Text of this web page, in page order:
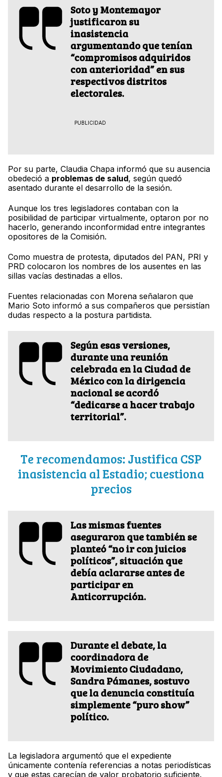
Soto y Montemayor
justificaron su
inasistencia
argumentando que tenían
“compromisos adquiridos
con anterioridad”en sus
respectivos distritos
electorales.
PUBLICIDAD
Por su parte, Claudia Chapa informó que su ausencia
obedeció a problemas de salud, según quedó
asentado durante el desarrollo de la sesión.
Aunque los tres legisladores contaban con la
posibilidad de participar virtualmente, optaron por no
hacerlo, generando inconformidad entre integrantes
opositores de la Comisión.
Como muestra de protesta, diputados del PAN, PRI y
PRD colocaron los nombres de los ausentes en las
sillas vacías destinadas a ellos.
Fuentes relacionadas con Morena señalaron que
Mario Soto informó a sus compañeros que persistían
dudas respecto a la postura partidista.
Según esas versiones,
durante una reunión
celebrada en la Ciudad de
México con la dirigencia
nacional se acordó
“dedicarse a hacer trabajo
territorial”.
Te recomendamos: Justifica CSP
inasistencia al Estadio; cuestiona
precios
Las mismas fuentes
aseguraron que también se
planteó“no ir con juicios
políticos”, situación que
debía aclararse antes de
participar en
Anticorrupción.
Durante el debate, la
coordinadora de
Movimiento Ciudadano,
Sandra Pámanes, sostuvo
que la denuncia constituía
simplemente“puro show”
político.
La legisladora argumentó que el expediente
únicamente contenía referencias a notas periodísticas
y que estas carecían de valor probatorio suficiente.